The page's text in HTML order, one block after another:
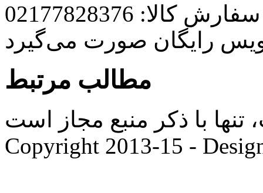
کالا: 02177828376
رایگان صورت می‌گیرد
مطالب مرتبط
با ذکر منبع مجاز است. |
Copyright 2013-15 -